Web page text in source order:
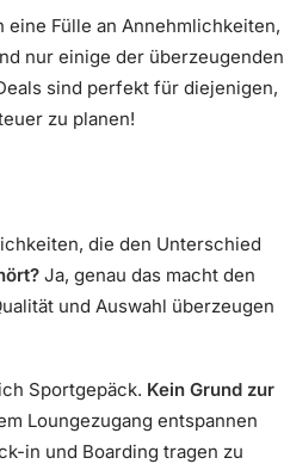
eine Fülle an Annehmlichkeiten,
nur einige der überzeugenden
sind perfekt für diejenigen,
zu planen!
die den Unterschied
Ja, genau das macht den
und Auswahl überzeugen
Sportgepäck. Kein Grund zur
Loungezugang entspannen
in und Boarding tragen zu